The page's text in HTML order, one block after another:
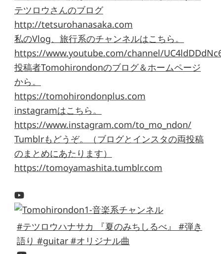
テツロウさんのブログ
http://tetsurohanasaka.com
私のVlog、旅行系のチャンネルはこちら。
https://www.youtube.com/channel/
投稿者Tomohirondonのブログ＆ホームページ
から。
https://tomohirondonplus.com
instagramはこちら。
https://www.instagram.com/to_mo_ndon/
Tumblrもどうぞ。（ブログとインスタの両投稿
のまとめにあたります）
https://tomoyamashita.tumblr.com
#テツロウハナサカ 『夏のみちしるべ』 #弾き
語り #guitar #オリジナル曲